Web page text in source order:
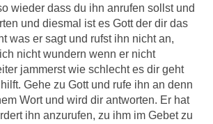
wieder dass du ihn anrufen sollst und
und diesmal ist es Gott der dir das
was er sagt und rufst ihn nicht an,
nicht wundern wenn er nicht
jammerst wie schlecht es dir geht
Gehe zu Gott und rufe ihn an denn
Wort und wird dir antworten. Er hat
ihn anzurufen, zu ihm im Gebet zu